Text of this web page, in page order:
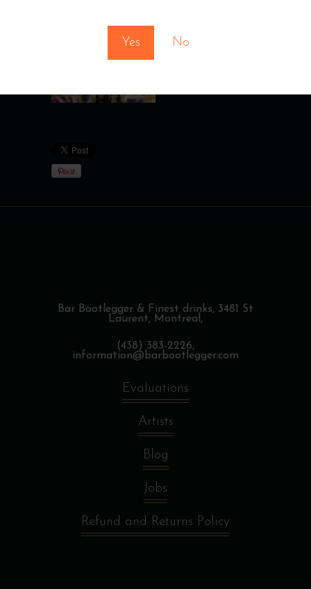
Yes No
Bar Bootlegger & Finest drinks, 3481 St
Laurent, Montreal,
(438) 383-2226,
information@barbootlegger.com
Evaluations
Artists
Blog
Jobs
Refund and Returns Policy